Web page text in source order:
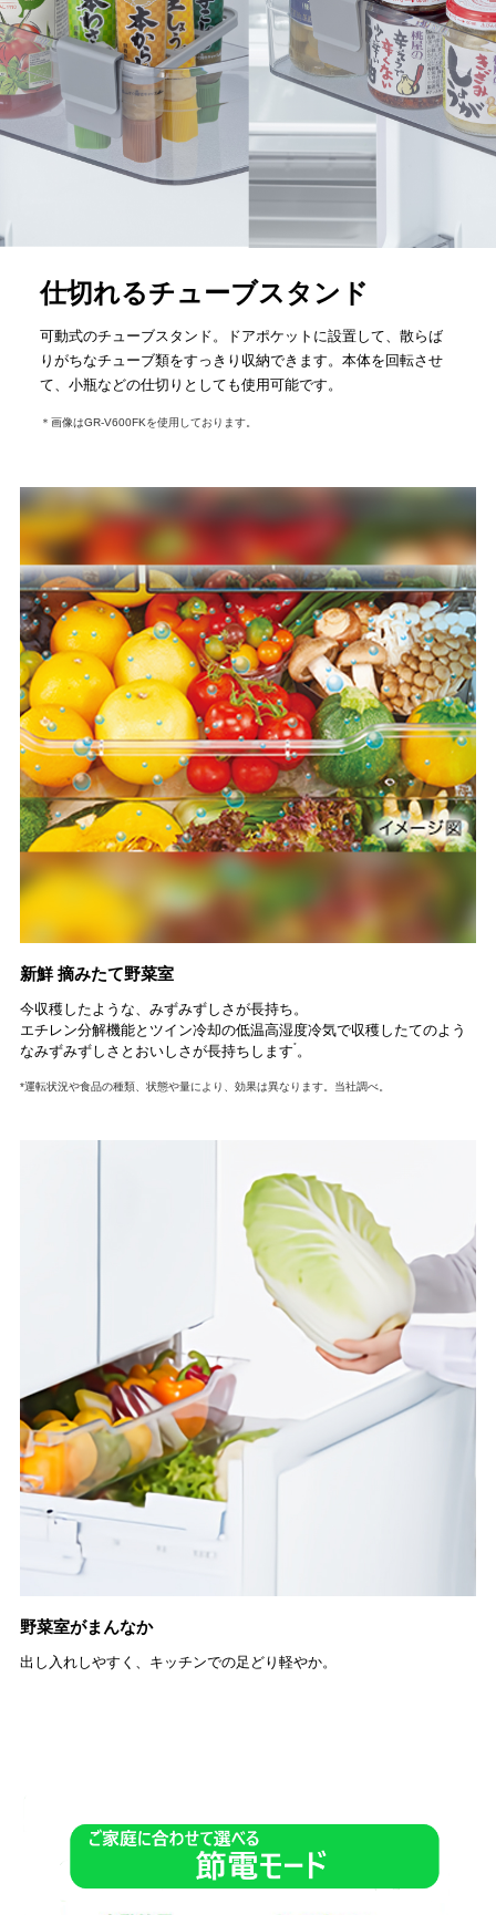
仕切れるチューブスタンド
可動式のチューブスタンド。ドアポケットに設置して、散らば
りがちなチューブ類をすっきり収納できます。本体を回転させ
て、小瓶などの仕切りとしても使用可能です。
＊画像はGR-V600FKを使用しております。
新鮮 摘みたて野菜室
今収穫したような、みずみずしさが長持ち。
エチレン分解機能とツイン冷却の低温高湿度冷気で収穫したてのよう
なみずみずしさとおいしさが長持ちします*。
*運転状況や食品の種類、状態や量により、効果は異なります。当社調べ。
野菜室がまんなか
出し入れしやすく、キッチンでの足どり軽やか。